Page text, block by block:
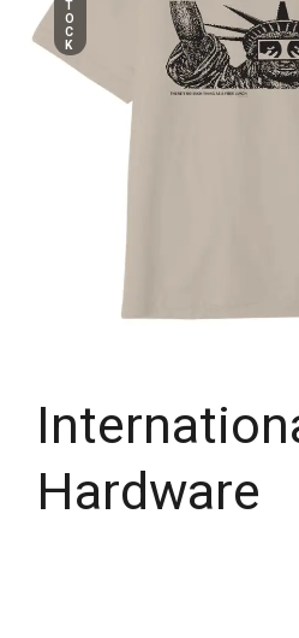
T
O
C
K
Hardware